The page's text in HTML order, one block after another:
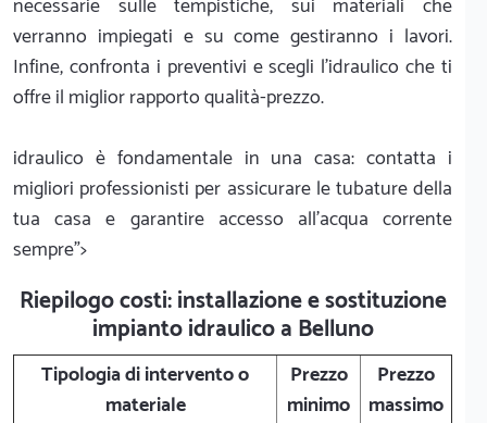
verranno impiegati e su come gestiranno i lavori.
Infine, confronta i preventivi e scegli l'idraulico che ti
offre il miglior rapporto qualità-prezzo.
idraulico è fondamentale in una casa: contatta i
migliori professionisti per assicurare le tubature della
tua casa e garantire accesso all'acqua corrente
sempre">
Riepilogo costi: installazione e sostituzione
impianto idraulico a Belluno
Tipologia di intervento o
materiale
Prezzo
minimo
Prezzo
massimo